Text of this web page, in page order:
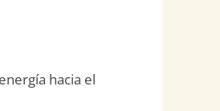
hacia el